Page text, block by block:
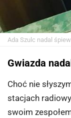
Ada Szulc nadal
Gwiazda
Choć nie
stacjach
swoim